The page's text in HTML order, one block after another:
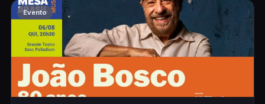
Evento